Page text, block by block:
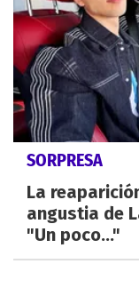
SORPRESA
La
angustia de
"Un poco..."